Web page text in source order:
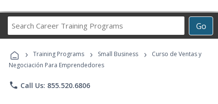
Go
Career
Programs
› Training Programs › Small Business ›
Curso de Ventas y
Negociación Para Emprendedores
phone Call Us: 855.520.6806